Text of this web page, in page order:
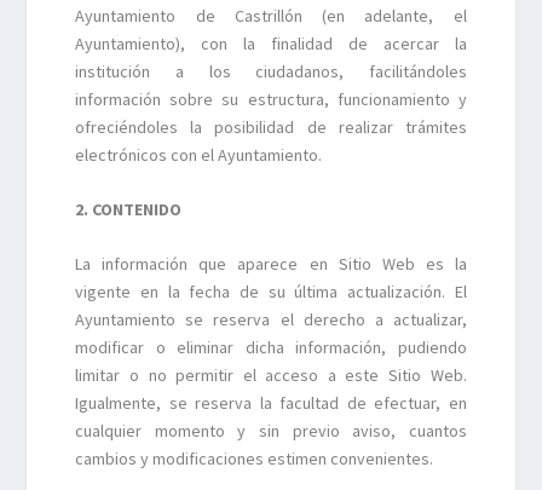
Ayuntamiento de Castrillón (en adelante, el
Ayuntamiento), con la finalidad de acercar la
institución a los ciudadanos, facilitándoles
información sobre su estructura, funcionamiento y
ofreciéndoles la posibilidad de realizar trámites
electrónicos con el Ayuntamiento.
2. CONTENIDO
La información que aparece en Sitio Web es la
vigente en la fecha de su última actualización. El
Ayuntamiento se reserva el derecho a actualizar,
modificar o eliminar dicha información, pudiendo
limitar o no permitir el acceso a este Sitio Web.
Igualmente, se reserva la facultad de efectuar, en
cualquier momento y sin previo aviso, cuantos
cambios y modificaciones estimen convenientes.